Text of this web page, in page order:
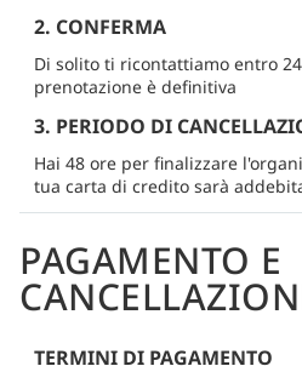
2. CONFERMA
Di solito ti ricontattiamo entro
prenotazione è definitiva
3. PERIODO DI
Hai 48 ore per finalizzare
tua carta di credito sarà
PAGAMENTO E
TERMINI DI PAGAMENTO